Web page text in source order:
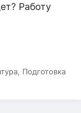
Работу
Подготовка